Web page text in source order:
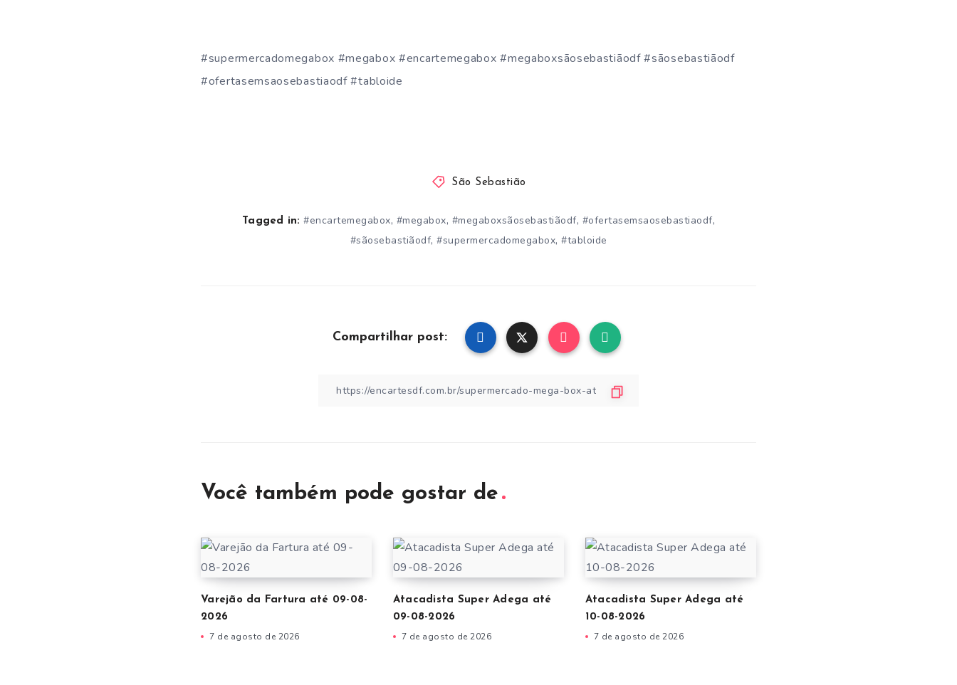
#supermercadomegabox #megabox #encartemegabox #megaboxsãosebastiãodf #sãosebastiãodf
#ofertasemsaosebastiaodf #tabloide
São Sebastião
Tagged in: #encartemegabox, #megabox, #megaboxsãosebastiãodf, #ofertasemsaosebastiaodf,
#sãosebastiãodf, #supermercadomegabox, #tabloide
Compartilhar post:
Você também pode gostar de
Varejão da Fartura até 09-08-
2026
7 de agosto de 2026
Atacadista Super Adega até
09-08-2026
7 de agosto de 2026
Atacadista Super Adega até
10-08-2026
7 de agosto de 2026